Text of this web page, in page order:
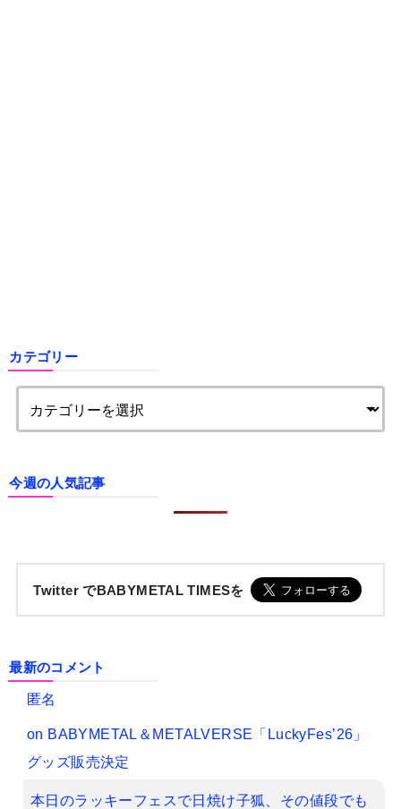
カテゴリー
今週の人気記事
Twitter でBABYMETAL TIMESを
最新のコメント
匿名
on BABYMETAL＆METALVERSE「LuckyFes’26」
グッズ販売決定
本日のラッキーフェスで日焼け子狐、その値段でも